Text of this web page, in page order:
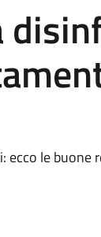
le buone